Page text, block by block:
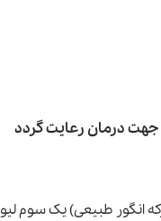
درمان رعایت گردد
لیوان عرق نعناع + 1 لیوان سرکه انگور